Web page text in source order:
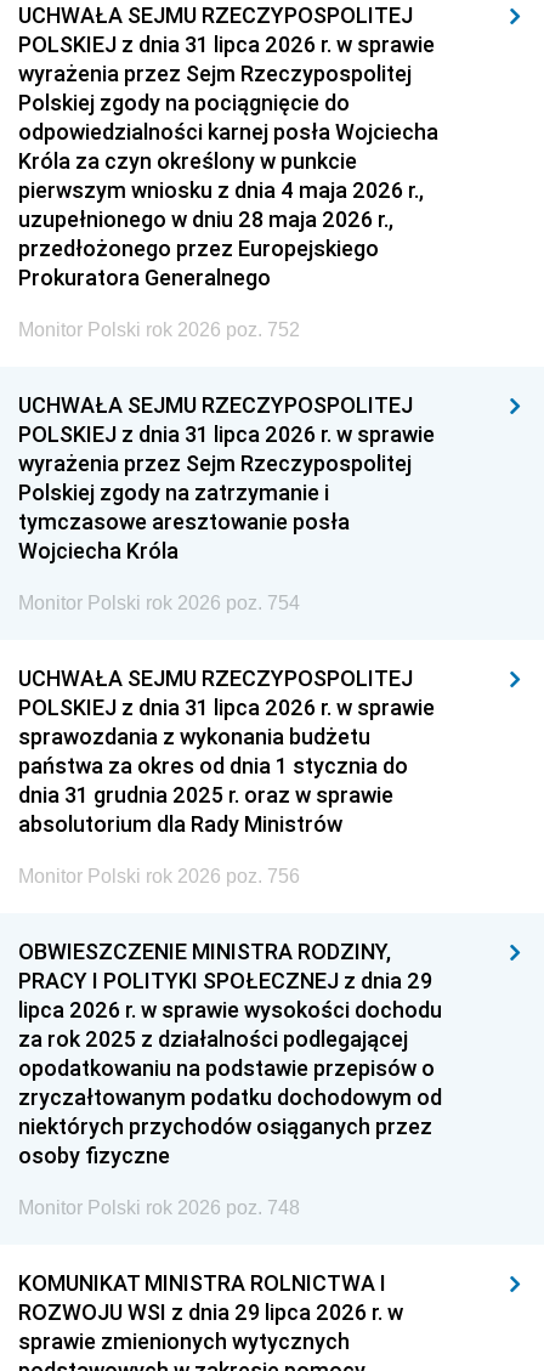
UCHWAŁA SEJMU RZECZYPOSPOLITEJ
POLSKIEJ z dnia 31 lipca 2026 r. w sprawie
wyrażenia przez Sejm Rzeczypospolitej
Polskiej zgody na pociągnięcie do
odpowiedzialności karnej posła Wojciecha
Króla za czyn określony w punkcie
pierwszym wniosku z dnia 4 maja 2026 r.,
uzupełnionego w dniu 28 maja 2026 r.,
przedłożonego przez Europejskiego
Prokuratora Generalnego
Monitor Polski rok 2026 poz. 752
UCHWAŁA SEJMU RZECZYPOSPOLITEJ
POLSKIEJ z dnia 31 lipca 2026 r. w sprawie
wyrażenia przez Sejm Rzeczypospolitej
Polskiej zgody na zatrzymanie i
tymczasowe aresztowanie posła
Wojciecha Króla
Monitor Polski rok 2026 poz. 754
UCHWAŁA SEJMU RZECZYPOSPOLITEJ
POLSKIEJ z dnia 31 lipca 2026 r. w sprawie
sprawozdania z wykonania budżetu
państwa za okres od dnia 1 stycznia do
dnia 31 grudnia 2025 r. oraz w sprawie
absolutorium dla Rady Ministrów
Monitor Polski rok 2026 poz. 756
OBWIESZCZENIE MINISTRA RODZINY,
PRACY I POLITYKI SPOŁECZNEJ z dnia 29
lipca 2026 r. w sprawie wysokości dochodu
za rok 2025 z działalności podlegającej
opodatkowaniu na podstawie przepisów o
zryczałtowanym podatku dochodowym od
niektórych przychodów osiąganych przez
osoby fizyczne
Monitor Polski rok 2026 poz. 748
KOMUNIKAT MINISTRA ROLNICTWA I
ROZWOJU WSI z dnia 29 lipca 2026 r. w
sprawie zmienionych wytycznych